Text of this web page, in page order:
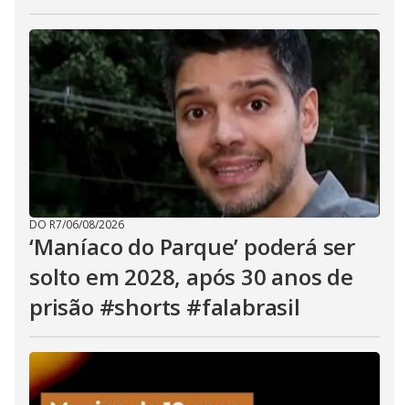
DO R7/06/08/2026
‘Maníaco do Parque’ poderá ser
solto em 2028, após 30 anos de
prisão #shorts #falabrasil